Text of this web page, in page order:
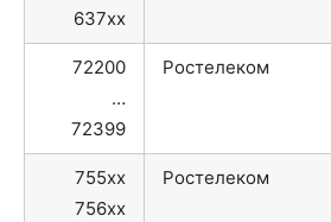
637xx
72200
…
72399
Ростелеком
755xx
756xx
Ростелеком